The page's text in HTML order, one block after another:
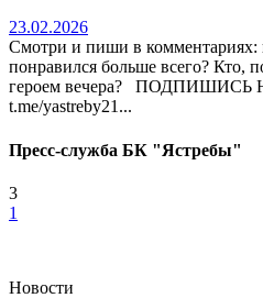
23.02.2026
Смотри и пиши в комментариях:
понравился больше всего? Кто,
героем вечера? ПОДПИШИСЬ
t.me/yastreby21...
Пресс-служба БК "Ястребы"
3
1
Новости